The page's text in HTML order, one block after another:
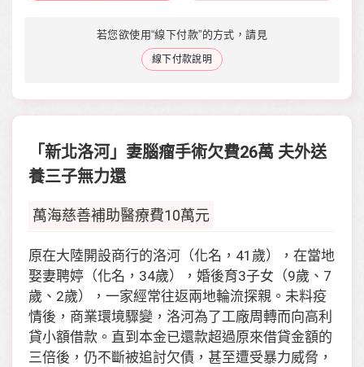
若您欲使用“線下付款”的方式，請見
線下付款說明
「新北洛河」妻腦瘤手術欠費26萬 夫外送
養三子無力還
萬海慈善補助醫療費10萬元
原在大陸開設商行的洛河（化名，41歲），在當地
娶妻聘婷（化名，34歲），婚後育3子女（9歲、7
歲、2歲），一家經常往返兩地輪流探親。未料疫
情後，商業環境驟變，洛河為了工廠周轉而向高利
貸小額借款。直到本金已還款超過原來借貸金額的
三倍後，仍不斷被追討欠債，甚至遭受暴力威脅，